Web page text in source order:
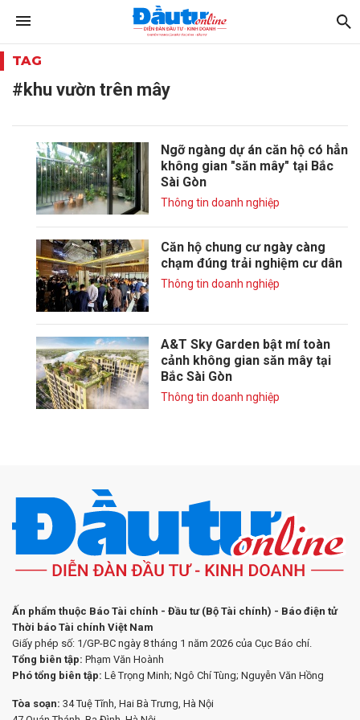
TAG
#khu vườn trên mây
Ngỡ ngàng dự án căn hộ có hẳn
không gian "săn mây" tại Bắc
Sài Gòn
Thông tin doanh nghiệp
Căn hộ chung cư ngày càng
chạm đúng trải nghiệm cư dân
Thông tin doanh nghiệp
A&T Sky Garden bật mí toàn
cảnh không gian săn mây tại
Bắc Sài Gòn
Thông tin doanh nghiệp
Ấn phẩm thuộc Báo Tài chính - Đầu tư (Bộ Tài chính) - Báo điện tử
Thời báo Tài chính Việt Nam
Giấy phép số: 1/GP-BC ngày 8 tháng 1 năm 2026 của Cục Báo chí.
Tổng biên tập: Phạm Văn Hoành
Phó tổng biên tập: Lê Trọng Minh; Ngô Chí Tùng; Nguyễn Văn Hồng
Tòa soạn: 34 Tuệ Tĩnh, Hai Bà Trưng, Hà Nội